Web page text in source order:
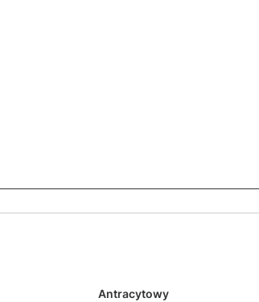
Antracytowy